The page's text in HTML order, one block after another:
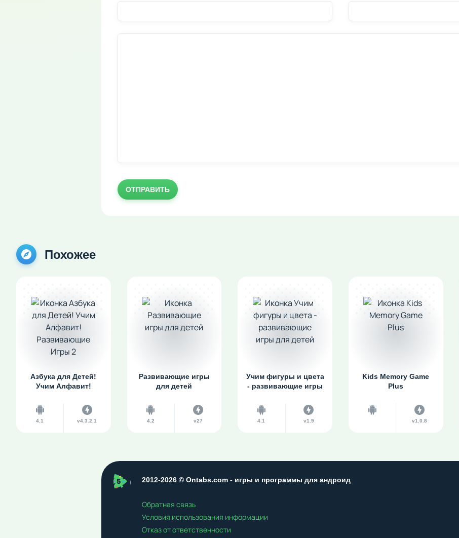
ОТПРАВИТЬ
Похожее
Азбука для Детей!
Учим Алфавит!
4.1 v4.3.2.1
Развивающие игры
для детей
4.2 v27
Учим фигуры и цвета
- развивающие игры
4.1 v1.9
Kids Memory Game
Plus
v1.0.8
ontabs 2012-2026 © Ontabs.com - игры и программы для андроид
Обратная связь
Условия использования информации
Отказ от ответственности